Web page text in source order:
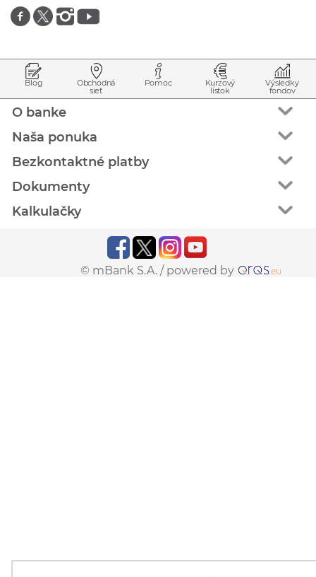
Znajdź nas na facebooku
Znajdź nas na twitterze
Znajdź nas na instagramie
Znajdź nas na youtube
Blog Obchodná
sieť
Pomoc Kurzový
lístok
Výsledky
fondov
O banke
Naša ponuka
Bezkontaktné platby
Dokumenty
Kalkulačky
© mBank S.A. / powered by